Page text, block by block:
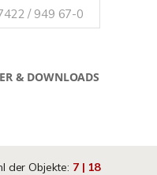
/ 949 67-0
& DOWNLOADS
der Objekte: 7 | 18